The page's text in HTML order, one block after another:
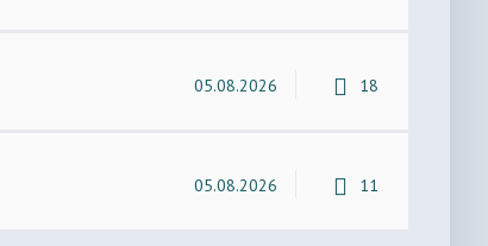
05.08.2026 18
05.08.2026 11